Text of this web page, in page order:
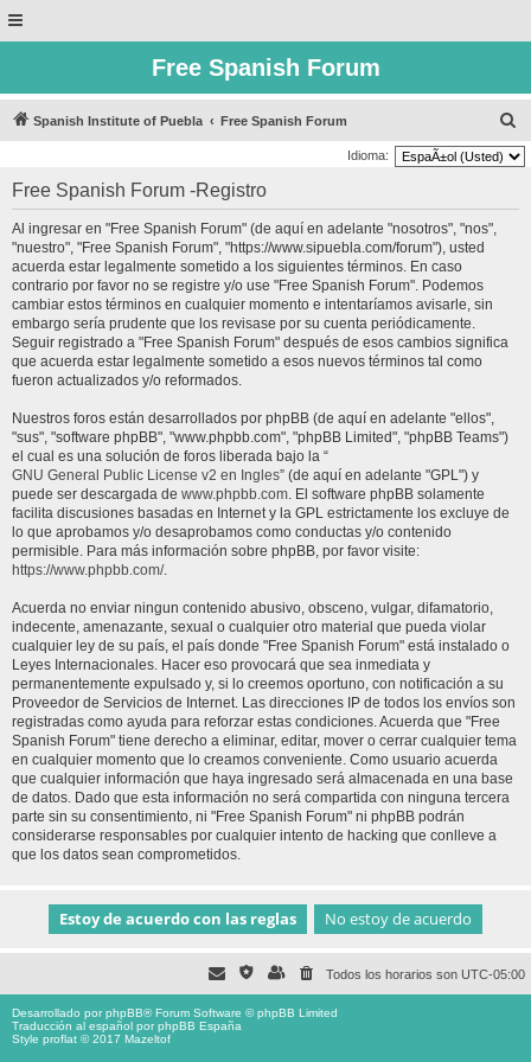
Free Spanish Forum
Spanish Institute of Puebla Free Spanish Forum
u
Idioma:
Free Spanish Forum -Registro
Al ingresar en "Free Spanish Forum" (de aquí en adelante "nosotros", "nos",
"nuestro", "Free Spanish Forum", "https://www.sipuebla.com/forum"), usted
acuerda estar legalmente sometido a los siguientes términos. En caso
contrario por favor no se registre y/o use "Free Spanish Forum". Podemos
cambiar estos términos en cualquier momento e intentaríamos avisarle, sin
embargo sería prudente que los revisase por su cuenta periódicamente.
Seguir registrado a "Free Spanish Forum" después de esos cambios significa
que acuerda estar legalmente sometido a esos nuevos términos tal como
fueron actualizados y/o reformados.
Nuestros foros están desarrollados por phpBB (de aquí en adelante "ellos",
"sus", "software phpBB", "www.phpbb.com", "phpBB Limited", "phpBB Teams")
el cual es una solución de foros liberada bajo la “
GNU General Public License v2 en Ingles” (de aquí en adelante "GPL") y
puede ser descargada de www.phpbb.com. El software phpBB solamente
facilita discusiones basadas en Internet y la GPL estrictamente los excluye de
lo que aprobamos y/o desaprobamos como conductas y/o contenido
permisible. Para más información sobre phpBB, por favor visite:
https://www.phpbb.com/.
Acuerda no enviar ningun contenido abusivo, obsceno, vulgar, difamatorio,
indecente, amenazante, sexual o cualquier otro material que pueda violar
cualquier ley de su país, el país donde "Free Spanish Forum" está instalado o
Leyes Internacionales. Hacer eso provocará que sea inmediata y
permanentemente expulsado y, si lo creemos oportuno, con notificación a su
Proveedor de Servicios de Internet. Las direcciones IP de todos los envíos son
registradas como ayuda para reforzar estas condiciones. Acuerda que "Free
Spanish Forum" tiene derecho a eliminar, editar, mover o cerrar cualquier tema
en cualquier momento que lo creamos conveniente. Como usuario acuerda
que cualquier información que haya ingresado será almacenada en una base
de datos. Dado que esta información no será compartida con ninguna tercera
parte sin su consentimiento, ni "Free Spanish Forum" ni phpBB podrán
considerarse responsables por cualquier intento de hacking que conlleve a
que los datos sean comprometidos.
Todos los horarios son UTC-05:00
Desarrollado porphpBB® Forum Software © phpBB Limited
Traducción al español porphpBB España
Style proflat © 2017 Mazeltof